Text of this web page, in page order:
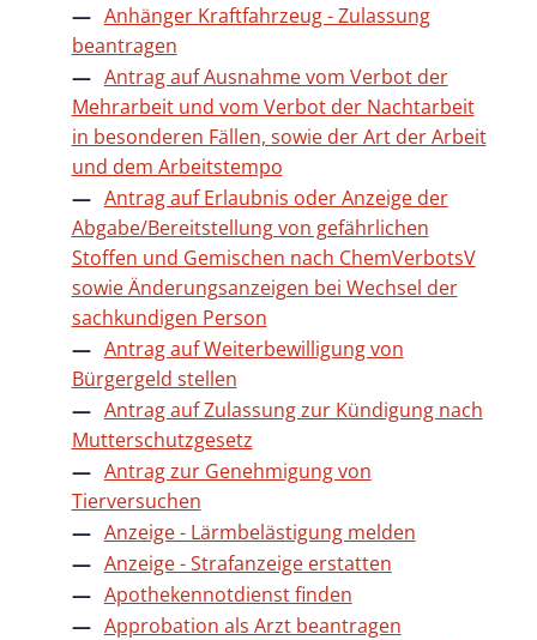
Anhänger Kraftfahrzeug - Zulassung
beantragen
Antrag auf Ausnahme vom Verbot der
Mehrarbeit und vom Verbot der Nachtarbeit
in besonderen Fällen, sowie der Art der Arbeit
und dem Arbeitstempo
Antrag auf Erlaubnis oder Anzeige der
Abgabe/Bereitstellung von gefährlichen
Stoffen und Gemischen nach ChemVerbotsV
sowie Änderungsanzeigen bei Wechsel der
sachkundigen Person
Antrag auf Weiterbewilligung von
Bürgergeld stellen
Antrag auf Zulassung zur Kündigung nach
Mutterschutzgesetz
Antrag zur Genehmigung von
Tierversuchen
Anzeige - Lärmbelästigung melden
Anzeige - Strafanzeige erstatten
Apothekennotdienst finden
Approbation als Arzt beantragen